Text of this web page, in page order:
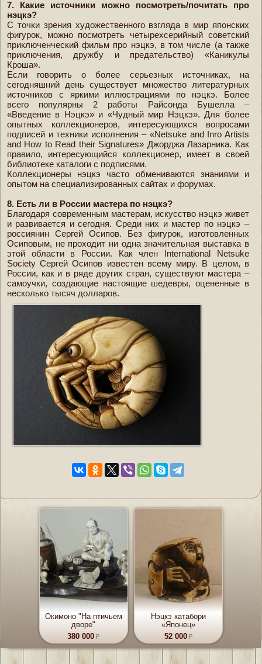
7. Какие источники можно посмотреть/почитать про
нэцкэ?
С точки зрения художественного взгляда в мир японских
фигурок, можно посмотреть четырехсерийный советский
приключенческий фильм про нэцкэ, в том числе (а также
приключения, дружбу и предательство) «Каникулы
Кроша».
Если говорить о более серьезных источниках, на
сегодняшний день существует множество литературных
источников с яркими иллюстрациями по нэцкэ. Более
всего популярны 2 работы Райсонда Бушелла –
«Введение в Нэцкэ» и «Чудный мир Нэцкэ». Для более
опытных коллекционеров, интересующихся вопросами
подписей и техники исполнения – «Netsuke and Inro Artists
and How to Read their Signatures» Джорджа Лазарника. Как
правило, интересующийся коллекционер, имеет в своей
библиотеке каталоги с подписями.
Коллекционеры нэцкэ часто обмениваются знаниями и
опытом на специализированных сайтах и форумах.
8. Есть ли в России мастера по нэцкэ?
Благодаря современным мастерам, искусство нэцкэ живет
и развивается и сегодня. Среди них и мастер по нэцкэ –
россиянин Сергей Осипов. Без фигурок, изготовленных
Осиповым, не проходит ни одна значительная выставка в
этой области в России. Как член International Netsuke
Society Сергей Осипов известен всему миру. В целом, в
России, как и в ряде других стран, существуют мастера –
самоучки, создающие настоящие шедевры, оцененные в
несколько тысяч долларов.
Окимоно "На птичьем
дворе"
380 000
Нэцкэ катабори
«Японец»
52 000